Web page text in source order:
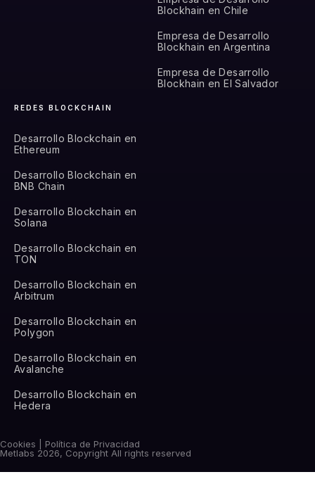
Blockhain en Chile
Empresa de Desarrollo
Blockhain en Argentina
Empresa de Desarrollo
Blockhain en El Salvador
REDES BLOCKCHAIN
Desarrollo Blockchain en
Ethereum
Desarrollo Blockchain en
BNB Chain
Desarrollo Blockchain en
Solana
Desarrollo Blockchain en
TON
Desarrollo Blockchain en
Arbitrum
Desarrollo Blockchain en
Polygon
Desarrollo Blockchain en
Avalanche
Desarrollo Blockchain en
Hedera
Cookies | Política de Privacidad
Metlabs 2026, Copyright All rights reserved